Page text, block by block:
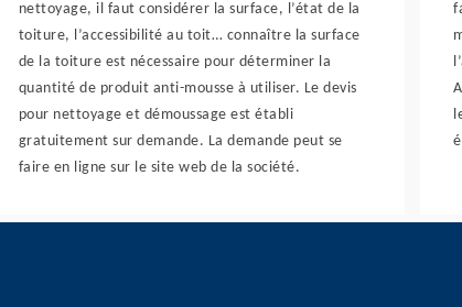
nettoyage, il faut considérer la surface, l’état de la
toiture, l’accessibilité au toit… connaître la surface
de la toiture est nécessaire pour déterminer la
quantité de produit anti-mousse à utiliser. Le devis
pour nettoyage et démoussage est établi
gratuitement sur demande. La demande peut se
faire en ligne sur le site web de la société.